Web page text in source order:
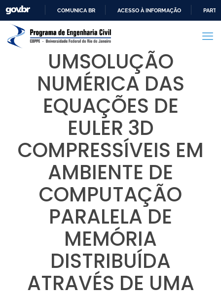
PARA
CONTEÚDO
COMUNICA BR ACESSO À INFORMAÇÃO
UMSOLUÇÃO
NUMÉRICA DAS
EQUAÇÕES DE
EULER 3D
COMPRESSÍVEIS EM
AMBIENTE DE
COMPUTAÇÃO
PARALELA DE
MEMÓRIA
DISTRIBUÍDA
ATRAVÉS DE UMA